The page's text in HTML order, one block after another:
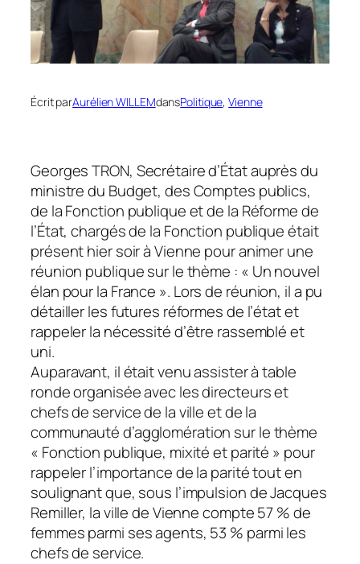
Écrit parAurélien WILLEMdansPolitique, Vienne
Georges TRON, Secrétaire d’État auprès du
ministre du Budget, des Comptes publics,
de la Fonction publique et de la Réforme de
l’État, chargés de la Fonction publique était
présent hier soir à Vienne pour animer une
réunion publique sur le thème : « Un nouvel
élan pour la France ». Lors de réunion, il a pu
détailler les futures réformes de l’état et
rappeler la nécessité d’être rassemblé et
uni.
Auparavant, il était venu assister à table
ronde organisée avec les directeurs et
chefs de service de la ville et de la
communauté d’agglomération sur le thème
« Fonction publique, mixité et parité » pour
rappeler l’importance de la parité tout en
soulignant que, sous l’impulsion de Jacques
Remiller, la ville de Vienne compte 57 % de
femmes parmi ses agents, 53 % parmi les
chefs de service.